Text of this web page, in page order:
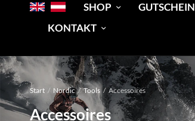
SHOP GUTSCHEIN
KONTAKT
Start / Nordic / Tools / Accessoires
Accessoires